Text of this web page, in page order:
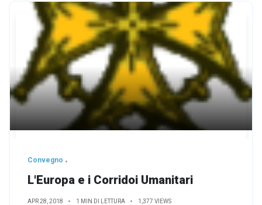
Convegno
L'Europa e i Corridoi Umanitari
APR 28, 2018 1 MIN DI LETTURA 1,377 VIEWS